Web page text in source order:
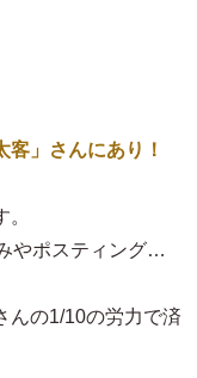
」さんにあり！
やポスティング…
んの1/10の労力で済